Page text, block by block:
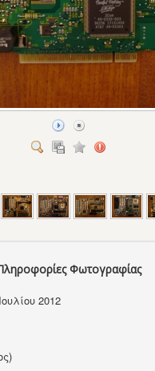
Φωτογραφίας
2012